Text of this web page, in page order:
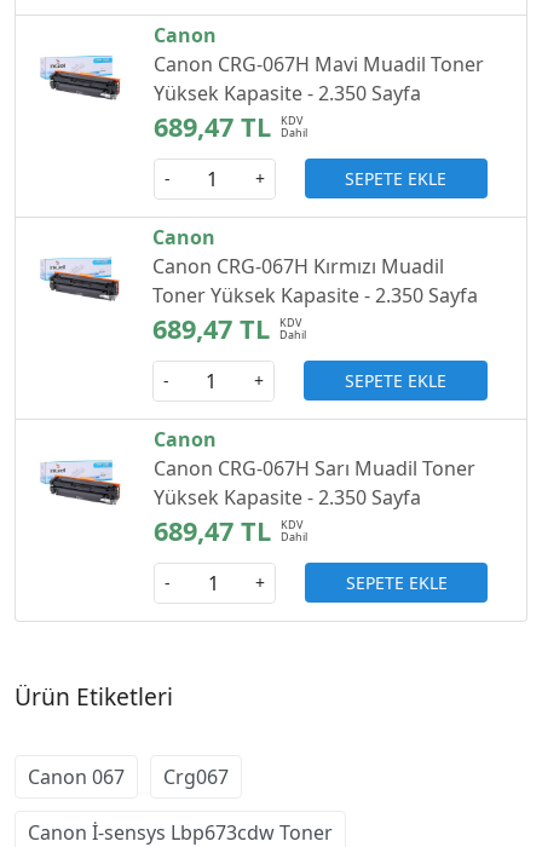
Canon
Canon CRG-067H Mavi Muadil Toner
Yüksek Kapasite - 2.350 Sayfa
689,47 TL
- + SEPETE EKLE
Canon
Canon CRG-067H Kırmızı Muadil
Toner Yüksek Kapasite - 2.350 Sayfa
689,47 TL
- + SEPETE EKLE
Canon
Canon CRG-067H Sarı Muadil Toner
Yüksek Kapasite - 2.350 Sayfa
689,47 TL
- + SEPETE EKLE
Ürün Etiketleri
Canon 067 Crg067
Canon İ-sensys Lbp673cdw Toner